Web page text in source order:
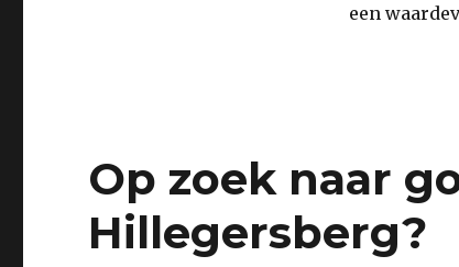
een
Op zoek naar
Hillegersberg?